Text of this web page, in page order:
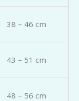
38 – 46 cm
43 – 51 cm
48 – 56 cm